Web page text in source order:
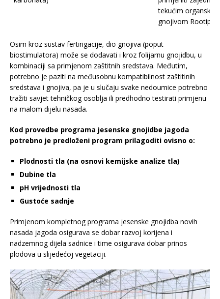
tekućim organskim
gnojivom Rootip
Osim kroz sustav fertirigacije, dio gnojiva (poput
biostimulatora) može se dodavati i kroz folijarnu gnojidbu, u
kombinaciji sa primjenom zaštitnih sredstava. Međutim,
potrebno je paziti na međusobnu kompatibilnost zaštitinih
sredstava i gnojiva, pa je u slučaju svake nedoumice potrebno
tražiti savjet tehničkog osoblja ili predhodno testirati primjenu
na malom dijelu nasada.
Kod provedbe programa jesenske gnojidbe jagoda
potrebno je predloženi program prilagoditi ovisno o:
Plodnosti tla (na osnovi kemijske analize tla)
Dubine tla
pH vrijednosti tla
Gustoće sadnje
Primjenom kompletnog programa jesenske gnojidba novih
nasada jagoda osigurava se dobar razvoj korijena i
nadzemnog dijela sadnice i time osigurava dobar prinos
plodova u slijedećoj vegetaciji.